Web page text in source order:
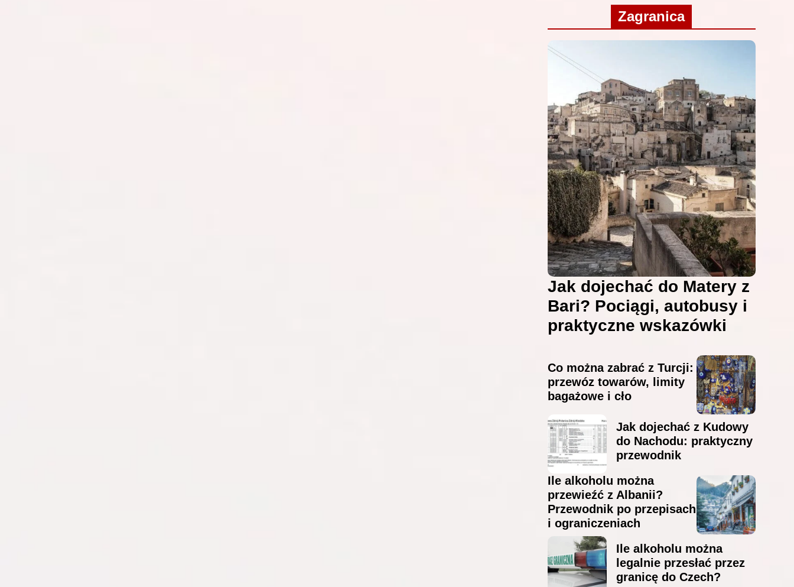
Zagranica
Jak dojechać do Matery z
Bari? Pociągi, autobusy i
praktyczne wskazówki
Co można zabrać z Turcji:
przewóz towarów, limity
bagażowe i cło
Jak dojechać z Kudowy
do Nachodu: praktyczny
przewodnik
Ile alkoholu można
przewieźć z Albanii?
Przewodnik po przepisach
i ograniczeniach
Ile alkoholu można
legalnie przesłać przez
granicę do Czech?